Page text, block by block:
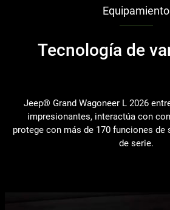
Equipamiento
Tecnología de
Jeep® Grand Wagoneer L 2026
impresionantes, interactúa con
protege con más de 170 funciones de
de serie.